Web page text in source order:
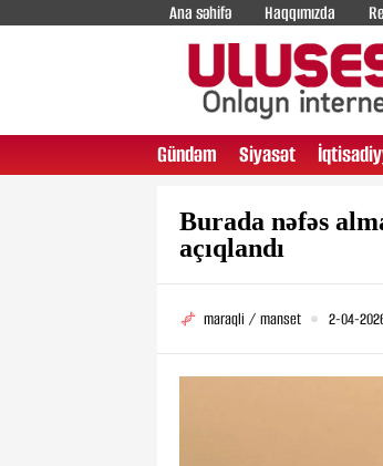
Ana səhifə Haqqımızda
Gündəm Siyasət
Burada nəfəs
açıqlandı
maraqli / manset 2-04-